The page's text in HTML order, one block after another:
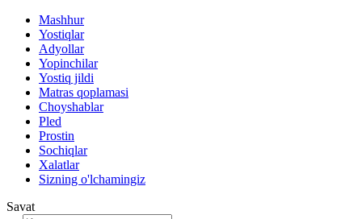
Mashhur
Yostiqlar
Adyollar
Yopinchilar
Yostiq jildi
Matras qoplamasi
Choyshablar
Pled
Prostin
Sochiqlar
Xalatlar
Sizning o'lchamingiz
Savat